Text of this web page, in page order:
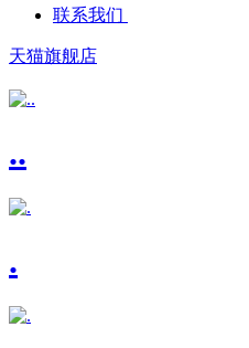
联系我们
天猫旗舰店
..
.